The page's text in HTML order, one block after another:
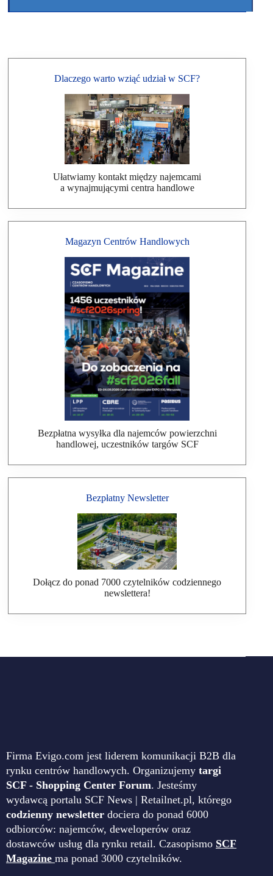
Dlaczego warto wziąć udział w SCF?
Ułatwiamy kontakt między najemcami
a wynajmującymi centra handlowe
Magazyn Centrów Handlowych
Bezpłatna wysyłka dla najemców powierzchni
handlowej, uczestników targów SCF
Bezpłatny Newsletter
Dołącz do ponad 7000 czytelników codziennego
newslettera!
Firma Evigo.com jest liderem komunikacji B2B dla
rynku centrów handlowych. Organizujemy targi
SCF - Shopping Center Forum. Jesteśmy
wydawcą portalu SCF News | Retailnet.pl, którego
codzienny newsletter dociera do ponad 6000
odbiorców: najemców, deweloperów oraz
dostawców usług dla rynku retail. Czasopismo SCF
Magazine ma ponad 3000 czytelników.